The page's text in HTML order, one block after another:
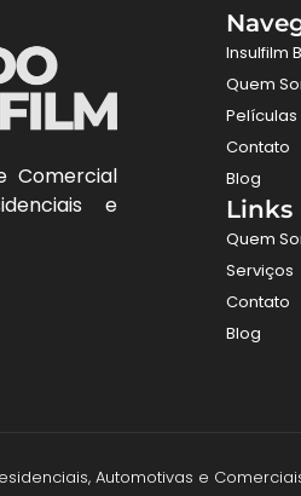
Comercial
e
Insulfilm
Quem
Películas
Contato
Blog
Links
Quem
Serviços
Contato
Blog
Automotivas e